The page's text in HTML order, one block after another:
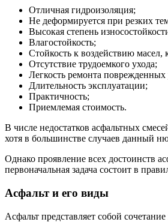
Отличная гидроизоляция;
Не деформируется при резких
Высокая степень
Влагостойкость;
Стойкость к воздействию масел,
Отсутствие трудоемкого ухода;
Легкость ремонта поврежденных
Длительность эксплуатации;
Практичность;
Приемлемая стоимость.
В числе недостатков асфальтных
хотя в большинстве случаев данный
Однако проявление всех достоинств
первоначальная задача состоит в
Асфальт и его виды
Асфальт представляет собой